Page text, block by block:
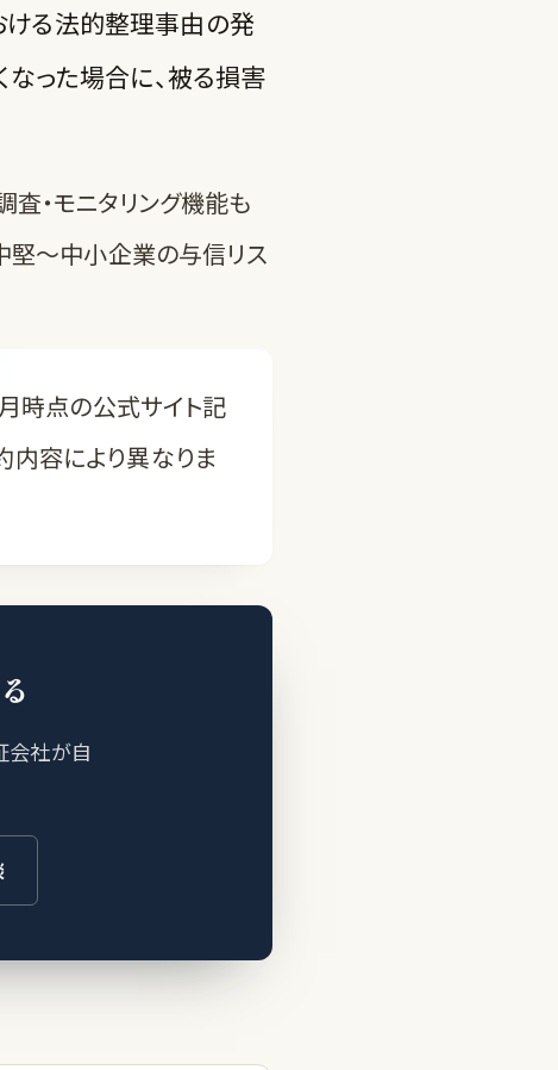
る法的整理事由の発
った場合に、被る損害
・モニタリング機能も
堅〜中小企業の与信リス
時点の公式サイト記
内容により異なりま
会社が自